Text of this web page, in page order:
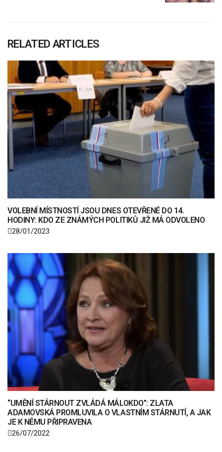
RELATED ARTICLES
VOLEBNÍ MÍSTNOSTÍ JSOU DNES OTEVŘENÉ DO 14.
HODINY: KDO ZE ZNÁMÝCH POLITIKŮ JIŽ MÁ ODVOLENO
28/01/2023
“UMĚNÍ STÁRNOUT ZVLÁDÁ MÁLOKDO”: ZLATA
ADAMOVSKÁ PROMLUVILA O VLASTNÍM STÁRNUTÍ, A JAK
JE K NĚMU PŘIPRAVENA
26/07/2022